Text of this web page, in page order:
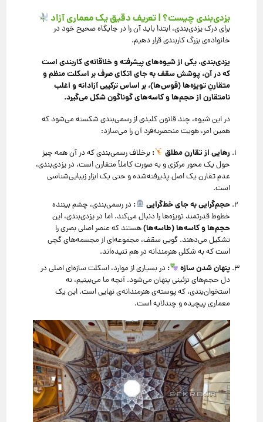
یزدی‌بندی چیست؟ | تعریف دقیق یک معماری آزاد
برای درک یزدی‌بندی، ابتدا باید آن را در جایگاه صحیح خود در
خانواده‌ی بزرگ کاربندی قرار دهیم.
یزدی‌بندی، یکی از شیوه‌های پیشرفته و خلاقانه‌ی کاربندی است
که در آن، پوشش سقف به جای اتکای صرف بر اسکلت منظم و
متقارنِ تویزه‌ها (قوس‌ها)، بر اساس ترکیبی آزادانه و اغلب
نامتقارن از حجم‌ها و کاسه‌های گوناگون شکل می‌گیرد.
در این شیوه، چند قانون کلیدی از رسمی‌بندی شکسته می‌شود که
همین امر، هویت منحصربه‌فرد آن را می‌سازد:
رهایی از تقارن مطلق : برخلاف رسمی‌بندی که در آن همه چیز
حول یک محور مرکزی و به صورت کاملاً متقارن است، در یزدی‌بندی،
عدم تقارن یک اصل پذیرفته‌شده و حتی یک ابزار زیبایی‌شناسی
است.
حجم‌گرایی به جای خط‌گرایی : در رسمی‌بندی، چشم بیننده
خطوط قدرتمند تویزه‌ها را دنبال می‌کند. اما در یزدی‌بندی، این
حجم‌ها و کاسه‌ها (طاسه‌ها)هستند که عنصر اصلی بصری را
تشکیل می‌دهند. گویی سقف، مجموعه‌ای از مجسمه‌های گچی
است که به شکلی هنرمندانه در هم تنیده‌اند.
پنهان شدن سازه : در بسیاری از موارد، اسکلت سازه‌ای اصلی در
دل حجم‌های تزئینی پنهان می‌شود. آنچه ما می‌بینیم، نه
استخوان‌بندی، که پوسته‌ی هنرمندانه‌ی نهایی است. این یک
معماری پیچیده و چندلایه است.